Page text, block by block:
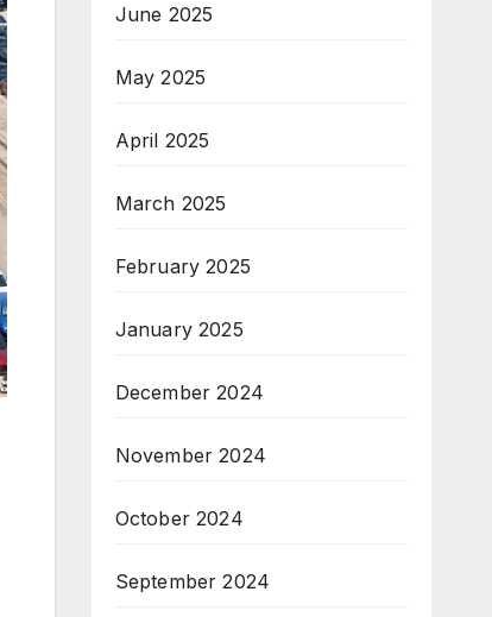
June 2025
May 2025
April 2025
March 2025
February 2025
January 2025
December 2024
November 2024
October 2024
September 2024